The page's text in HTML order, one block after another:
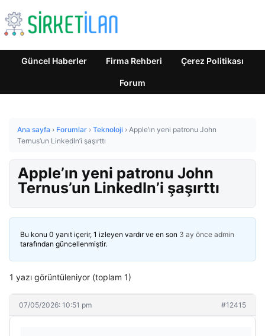
Güncel Haberler Firma Rehberi Çerez Politikası
Forum
Ana sayfa › Forumlar › Teknoloji › Apple’ın yeni patronu John
Ternus’un LinkedIn’i şaşırttı
Apple’ın yeni patronu John
Ternus’un LinkedIn’i şaşırttı
Bu konu 0 yanıt içerir, 1 izleyen vardır ve en son 3 ay önce admin
tarafından güncellenmiştir.
1 yazı görüntüleniyor (toplam 1)
07/05/2026: 10:51 pm #12415